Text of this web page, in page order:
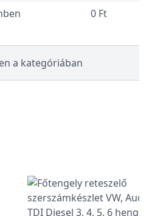
0 Ft
a kategóriában